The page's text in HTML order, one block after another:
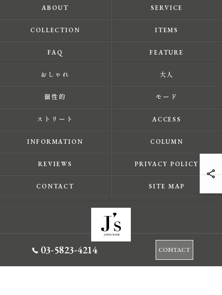
03-5823-4214 CONTACT
ABOUT SERVICE
COLLECTION ITEMS
FAQ FEATURE
おしゃれ 大人
個性的 モード
ストリート ACCESS
INFORMATION COLUMN
REVIEWS PRIVACY POLICY
CONTACT SITE MAP